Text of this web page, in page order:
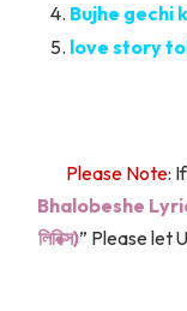
Bujhe gechi
love story
Please Note:
Bhalobeshe
লিরিক্স)” Please let